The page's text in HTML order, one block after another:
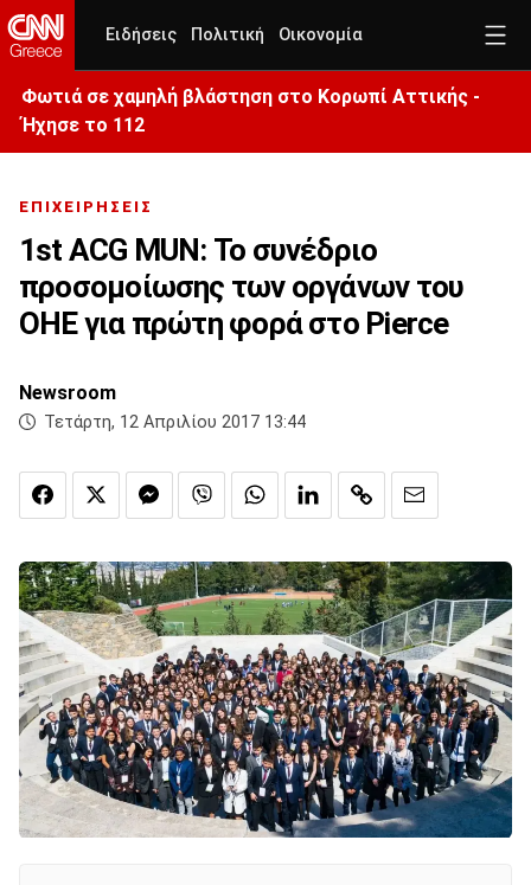
Ειδήσεις Πολιτική Οικονομία
Φωτιά σε χαμηλή βλάστηση στο Κορωπί Αττικής -
Ήχησε το 112
ΕΠΙΧΕΙΡΗΣΕΙΣ
1st ACG MUN: Το συνέδριο
προσομοίωσης των οργάνων του
ΟΗΕ για πρώτη φορά στο Pierce
Newsroom
Τετάρτη, 12 Απριλίου 2017 13:44